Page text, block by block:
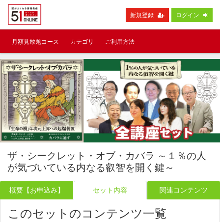
新規登録 ログイン
月額見放題コース カテゴリ ご利用方法
ザ・シークレット・オブ・カバラ ～１％の人
が気づいている内なる叡智を開く鍵～
概要【お申込み】 セット内容 関連コンテンツ
このセットのコンテンツ一覧